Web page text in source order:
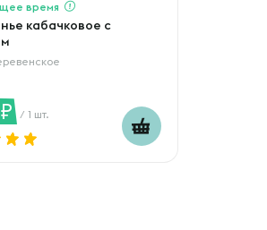
время
кабачковое с
/ 1 шт.